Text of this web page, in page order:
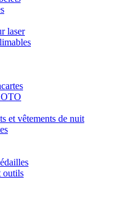
laser
et vêtements de nuit
outils